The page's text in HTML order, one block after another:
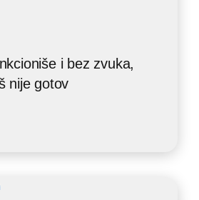
i bez zvuka,
nije gotov